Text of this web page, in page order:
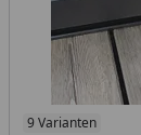
9 Varianten